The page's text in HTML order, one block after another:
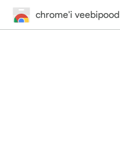
chrome'i veebipood